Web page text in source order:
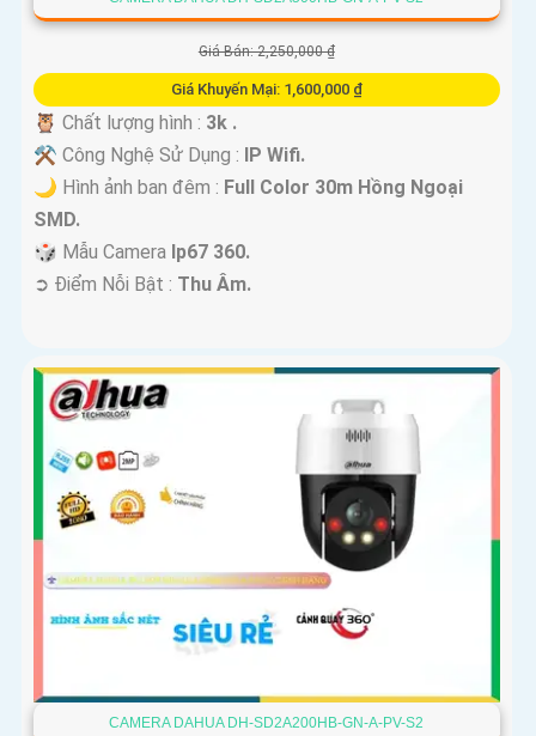
Giá Bán: 2,250,000 ₫
Giá Khuyến Mại: 1,600,000 ₫
🦉 Chất lượng hình : 3k .
⚒ Công Nghệ Sử Dụng :
IP Wifi.
🌙 Hình ảnh ban đêm : Full Color 30m Hồng Ngoại
SMD.
🎲 Mẫu Camera Ip67 360.
️➲ Điểm Nỗi Bật : Thu Âm.
CAMERA DAHUA DH-SD2A200HB-GN-A-PV-S2